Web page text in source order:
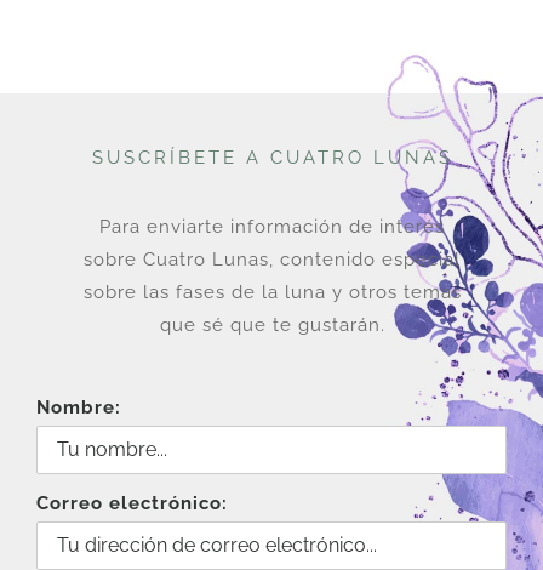
SUSCRÍBETE A CUATRO LUNAS
Para enviarte información de interés
sobre Cuatro Lunas, contenido especial
sobre las fases de la luna y otros temas
que sé que te gustarán.
Nombre:
Correo electrónico: